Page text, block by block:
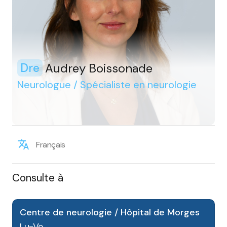
Dre Audrey Boissonade
Neurologue / Spécialiste en neurologie
Français
Consulte à
Centre de neurologie / Hôpital de Morges